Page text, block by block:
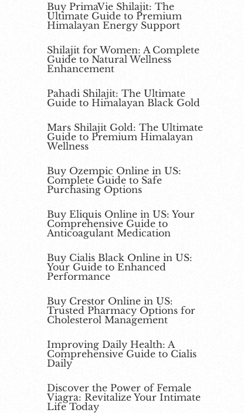
Buy PrimaVie Shilajit: The
Ultimate Guide to Premium
Himalayan Energy Support
Shilajit for Women: A Complete
Guide to Natural Wellness
Enhancement
Pahadi Shilajit: The Ultimate
Guide to Himalayan Black Gold
Mars Shilajit Gold: The Ultimate
Guide to Premium Himalayan
Wellness
Buy Ozempic Online in US:
Complete Guide to Safe
Purchasing Options
Buy Eliquis Online in US: Your
Comprehensive Guide to
Anticoagulant Medication
Buy Cialis Black Online in US:
Your Guide to Enhanced
Performance
Buy Crestor Online in US:
Trusted Pharmacy Options for
Cholesterol Management
Improving Daily Health: A
Comprehensive Guide to Cialis
Daily
Discover the Power of Female
Viagra: Revitalize Your Intimate
Life Today